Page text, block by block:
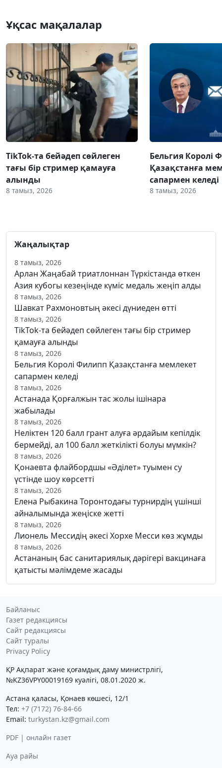
Ұқсас мақалалар
TikTok-та бейәдеп сөйлеген
тағы бір стример қамауға
алынды
8 тамыз, 2026
Бельгия Королі
Қазақстанға
сапармен келеді
8 тамыз, 2026
Жаңалықтар
8 тамыз, 2026
Арлан Жаңабай триатлоннан Түркістанда өткен
Азия кубогы кезеңінде күміс медаль жеңіп алды
8 тамыз, 2026
Шавкат Рахмоновтың әкесі дүниеден өтті
8 тамыз, 2026
TikTok-та бейәдеп сөйлеген тағы бір стример
қамауға алынды
8 тамыз, 2026
Бельгия Королі Филипп Қазақстанға мемлекет
сапармен келеді
8 тамыз, 2026
Астанада Қорғалжын тас жолы ішінара
жабылады
8 тамыз, 2026
Неліктен 120 балл грант алуға әрдайым кепілдік
бермейді, ал 100 балл жеткілікті болуы мүмкін?
8 тамыз, 2026
Қонаевта флайбордшы «Әділет» туымен су
үстінде шоу көрсетті
8 тамыз, 2026
Елена Рыбакина Торонтодағы турнирдің үшінші
айналымында жеңіске жетті
8 тамыз, 2026
Лионель Мессидің әкесі Хорхе Месси көз жұмды
8 тамыз, 2026
Астананың бас санитариялық дәрігері вакцинаға
қатысты мәлімдеме жасады
Байланыс
Газет редакциясы
Сайт редакциясы
Сайт туралы
Privacy Policy
ҚР Ақпарат және қоғамдық даму министрлігі,
№KZ36VPY00019169 куәлігі, 08.01.2020 ж.
Астана қаласы, Қонаев көшесі, 12/1
Тел: +7 (7172) 76-84-66
Email: turkystan.kz@gmail.com
PDF | онлайн газет
Ауа райы